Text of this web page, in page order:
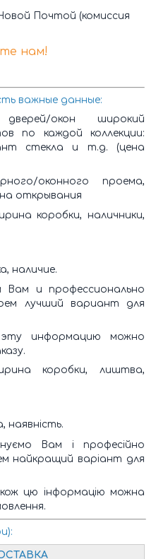
Почтой (комиссия
нам!
важные данные:
окон широкий
по каждой коллекции:
стекла и т.д. (цена
оконного проема,
открывания
коробки, наличники,
наличие.
и профессионально
лучший вариант для
информацию можно
коробки, лиштва,
наявність.
Вам і професійно
найкращий варіант для
цю інформацію можна